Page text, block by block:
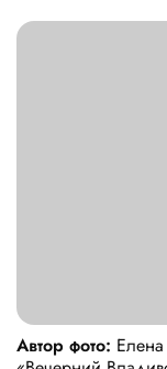
Автор фото: